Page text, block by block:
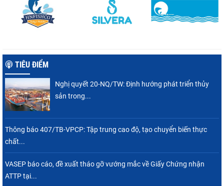
TIÊU ĐIỂM
Nghị quyết 20-NQ/TW: Định hướng phát triển thủy
sản trong...
Thông báo 407/TB-VPCP: Tập trung cao độ, tạo chuyển biến thực
chất...
VASEP báo cáo, đề xuất tháo gỡ vướng mắc về Giấy Chứng nhận
ATTP tại...